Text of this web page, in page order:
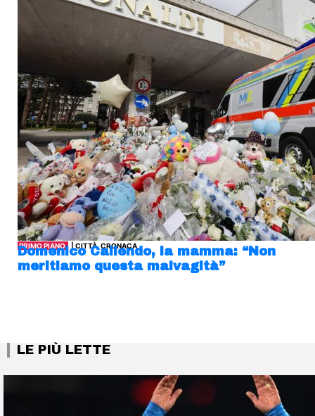
PRIMO PIANO| CITTÀ, CRONACA
Domenico Caliendo, la mamma: “Non
meritiamo questa malvagità”
LE PIÙ LETTE